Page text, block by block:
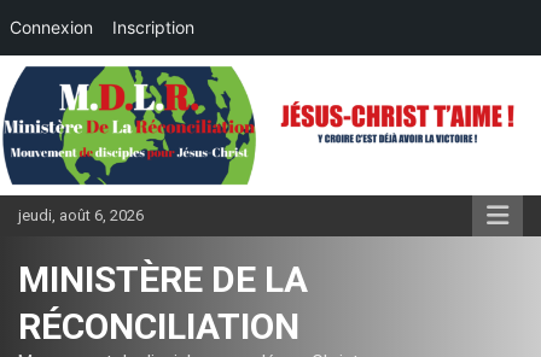
Connexion Inscription
Aller
au
contenu
jeudi, août 6, 2026
MINISTÈRE DE LA
RÉCONCILIATION